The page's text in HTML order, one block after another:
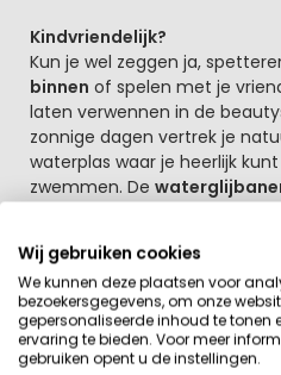
Kindvriendelijk?
Kun je wel zeggen ja,
binnen of spelen met je
laten verwennen in de
zonnige dagen vertrek je
waterplas waar je heerlijk
zwemmen. De
met kleuterbadis er een
glijbanen. En voor de jongste
kinderbadje. Je kunt fietsen
verkennen. Trek? Geen
weten ze wat lekker is. Bezoek
Wij gebruiken cookies
We kunnen deze plaatsen voor
bezoekersgegevens, om onze
gepersonaliseerde inhoud te tonen
ervaring te bieden. Voor meer
gebruiken opent u de instellingen.